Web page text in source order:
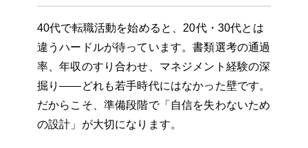
40代で転職活動を始めると、20代・30代とは
違うハードルが待っています。書類選考の通過
率、年収のすり合わせ、マネジメント経験の深
掘り——どれも若手時代にはなかった壁です。
だからこそ、準備段階で「自信を失わないため
の設計」が大切になります。